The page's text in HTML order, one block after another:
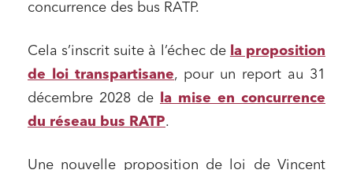
concurrence des bus RATP.
Cela s’inscrit suite à l’échec de la proposition
de loi transpartisane, pour un report au 31
décembre 2028 de
la mise en concurrence
du réseau bus RATP.
Une nouvelle proposition de loi de Vincent